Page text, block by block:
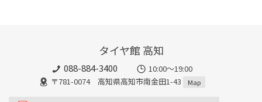
タイヤ館 高知
088-884-3400
10:00〜19:00
〒781-0074 高知県高知市南金田1-43
Map